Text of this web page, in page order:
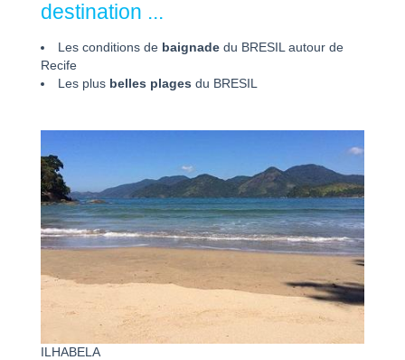
destination ...
Les conditions de baignadedu BRESIL autour de
Recife
Les plus belles plages du BRESIL
ILHABELA